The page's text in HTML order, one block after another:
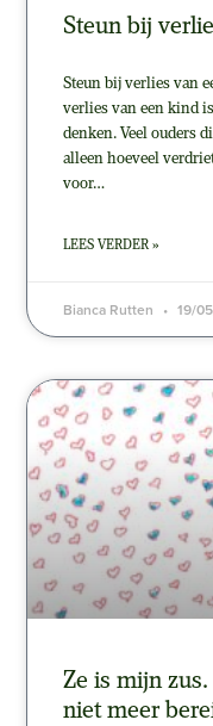
Steun bij
Steun bij verlies van
verlies van een kind
denken. Veel ouders
alleen hoeveel
voor…
LEES VERDER »
Bianca Rutten 19/
Ze is mijn
niet meer